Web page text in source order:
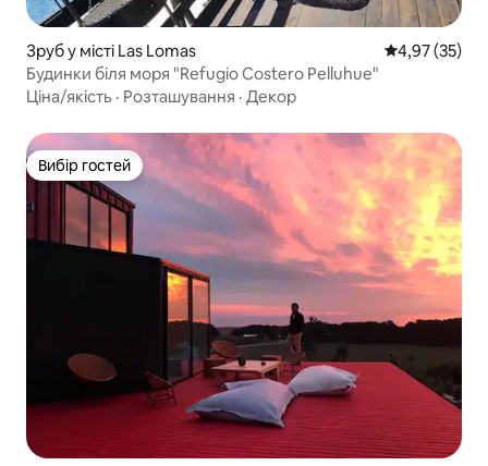
Зруб у місті Las Lomas Середня
4,97 (35)
Будинки біля моря "Refugio Costero Pelluhue"
Ціна/якість · Розташування · Декор
Вибір гостей
Вибір гостей